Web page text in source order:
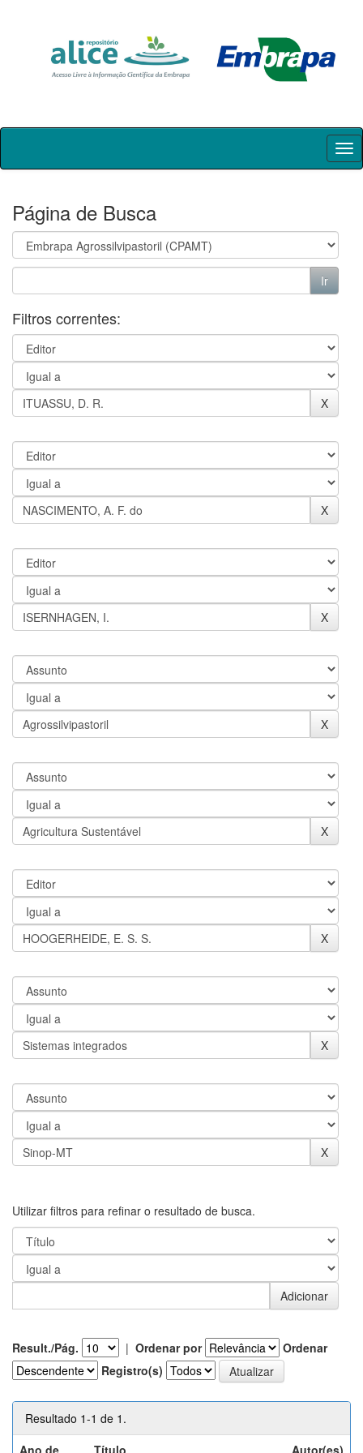
Skip
Página de Busca
Filtros correntes:
Utilizar filtros para refinar o resultado de busca.
Result./Pág. | Ordenar por
Ordenar
Registro(s)
Resultado 1-1 de 1.
Ano de
Título Autor(es)